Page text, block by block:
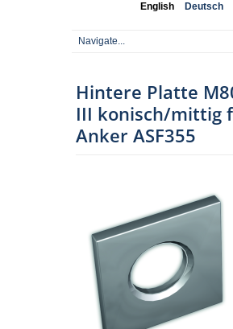
English Deutsch
Hintere Platte
III konisch/mittig
Anker ASF355